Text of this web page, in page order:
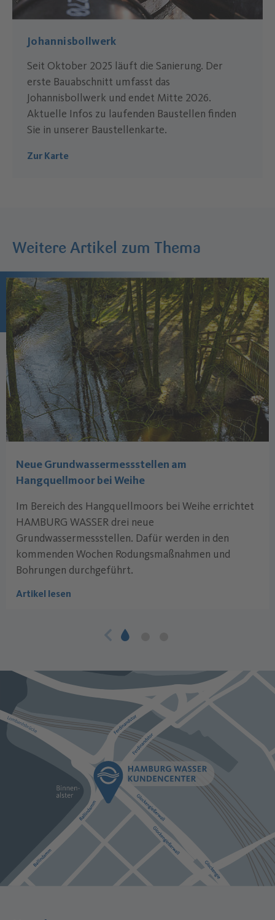
Johannisbollwerk
Seit Oktober 2025 läuft die Sanierung. Der
erste Bauabschnitt umfasst das
Johannisbollwerk und endet Mitte 2026.
Aktuelle Infos zu laufenden Baustellen finden
Sie in unserer Baustellenkarte.
Zur Karte
Weitere Artikel zum Thema
Neue Grundwasser­messstellen am
Hangquellmoor bei Weihe
Im Bereich des Hangquellmoors bei Weihe errichtet
HAMBURG WASSER drei neue
Grundwassermessstellen. Dafür werden in den
kommenden Wochen Rodungsmaßnahmen und
Bohrungen durchgeführt.
Artikel lesen